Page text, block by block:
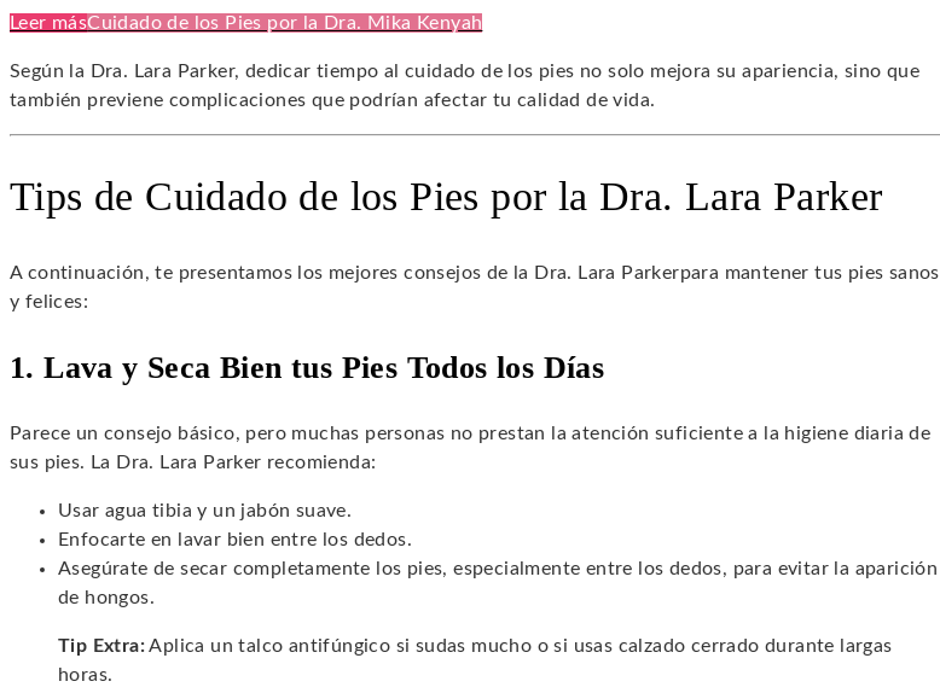
Leer másCuidado de los Pies por la Dra. Mika Kenyah
Según la Dra. Lara Parker, dedicar tiempo al cuidado de los pies no solo mejora su apariencia, sino que
también previene complicaciones que podrían afectar tu calidad de vida.
Tips de Cuidado de los Pies por la Dra. Lara Parker
A continuación, te presentamos los mejores consejos de la Dra. Lara Parkerpara mantener tus pies sanos
y felices:
1. Lava y Seca Bien tus Pies Todos los Días
Parece un consejo básico, pero muchas personas no prestan la atención suficiente a la higiene diaria de
sus pies. La Dra. Lara Parker recomienda:
Usar agua tibia y un jabón suave.
Enfocarte en lavar bien entre los dedos.
Asegúrate de secar completamente los pies, especialmente entre los dedos, para evitar la aparición
de hongos.
Tip Extra:Aplica un talco antifúngico si sudas mucho o si usas calzado cerrado durante largas
horas.